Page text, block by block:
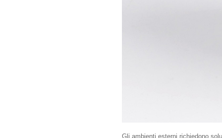
Gli ambienti esterni richiedono